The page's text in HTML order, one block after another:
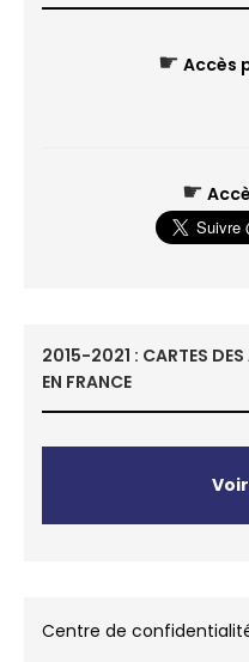
☛ Accès
☛
2015-2021 : CARTES
EN FRANCE
Centre de